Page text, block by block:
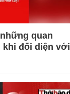
quan
khi đối diện với